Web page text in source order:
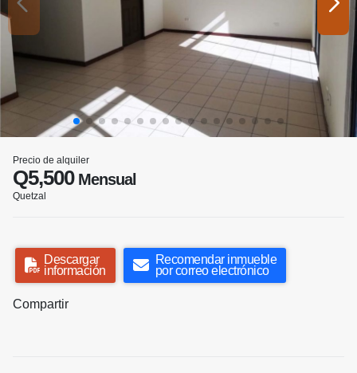
Precio de alquiler
Q5,500Mensual
Quetzal
Descargar
información
Recomendar inmueble
por correo electrónico
Compartir